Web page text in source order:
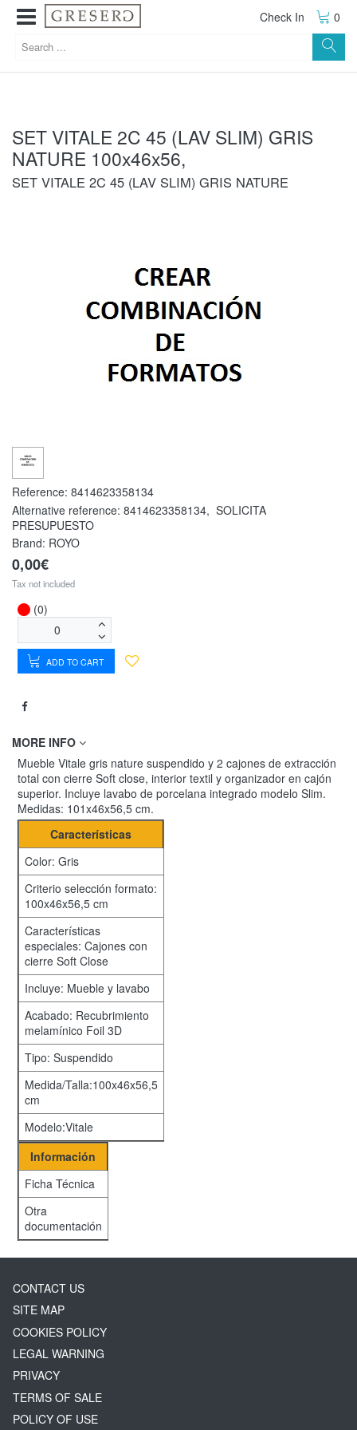
Check In 0
SET VITALE 2C 45 (LAV SLIM) GRIS
NATURE 100x46x56,
SET VITALE 2C 45 (LAV SLIM) GRIS NATURE
Reference: 8414623358134
Alternative reference: 8414623358134, SOLICITA
PRESUPUESTO
Brand: ROYO
0,00€
Tax not included
(0)
ADD TO CART
MORE INFO
Mueble Vitale gris nature suspendido y 2 cajones de extracción
total con cierre Soft close, interior textil y organizador en cajón
superior. Incluye lavabo de porcelana integrado modelo Slim.
Medidas: 101x46x56,5 cm.
Características
Color: Gris
Criterio selección formato:
100x46x56,5 cm
Características
especiales: Cajones con
cierre Soft Close
Incluye: Mueble y lavabo
Acabado: Recubrimiento
melamínico Foil 3D
Tipo: Suspendido
Medida/Talla:100x46x56,5
cm
Modelo:Vitale
Información
Ficha Técnica
Otra
documentación
CONTACT US
SITE MAP
COOKIES POLICY
LEGAL WARNING
PRIVACY
TERMS OF SALE
POLICY OF USE